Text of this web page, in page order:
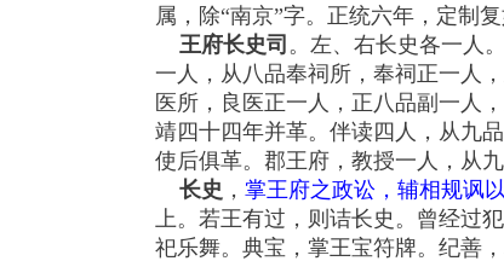
属，除“南京”字。正统六年，定制复
王府长史司 。左、右长史各一人
一人，从八品奉祠所，奉祠正一人
医所，良医正一人，正八品副一人
靖四十四年并革。伴读四人，从九
使后俱革。郡王府，教授一人，从
长史 ， 掌王府之政讼，辅相规讽
上。若王有过，则诘长史。曾经过
祀乐舞。典宝，掌王宝符牌。纪善